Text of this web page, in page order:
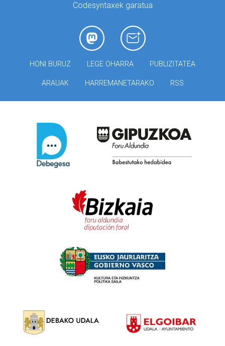
Codesyntaxek garatua
HONI BURUZ LEGE OHARRA PUBLIZITATEA
ARAUAK HARREMANETARAKO RSS